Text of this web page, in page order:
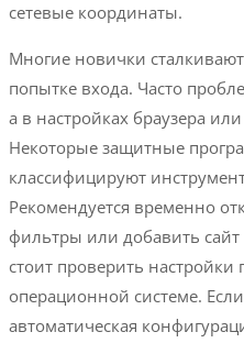
сетевые координаты.
Многие новички
попытке входа. Часто
а в настройках браузера
Некоторые защитные
классифицируют
Рекомендуется временно
фильтры или добавить
стоит проверить настройки
операционной системе.
автоматическая